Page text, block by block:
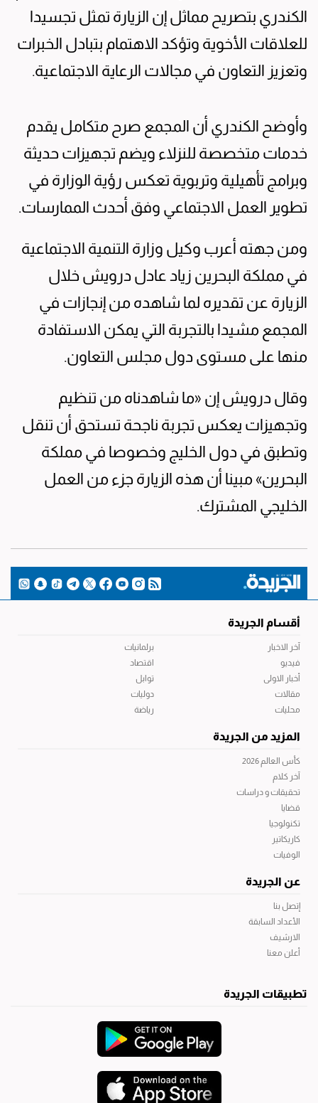
الكندري بتصريح مماثل إن الزيارة تمثل تجسيدا
للعلاقات الأخوية وتؤكد الاهتمام بتبادل الخبرات
وتعزيز التعاون في مجالات الرعاية الاجتماعية.
وأوضح الكندري أن المجمع صرح متكامل يقدم
خدمات متخصصة للنزلاء ويضم تجهيزات حديثة
وبرامج تأهيلية وتربوية تعكس رؤية الوزارة في
تطوير العمل الاجتماعي وفق أحدث الممارسات.
ومن جهته أعرب وكيل وزارة التنمية الاجتماعية
في مملكة البحرين زياد عادل درويش خلال
الزيارة عن تقديره لما شاهده من إنجازات في
المجمع مشيدا بالتجربة التي يمكن الاستفادة
منها على مستوى دول مجلس التعاون.
وقال درويش إن «ما شاهدناه من تنظيم
وتجهيزات يعكس تجربة ناجحة تستحق أن تنقل
وتطبق في دول الخليج وخصوصا في مملكة
البحرين» مبينا أن هذه الزيارة جزء من العمل
الخليجي المشترك.
أقسام الجريدة
آخر الاخبار
فيديو
أخبار الاولى
مقالات
محليات
برلمانيات
اقتصاد
توابل
دوليات
رياضة
المزيد من الجريدة
كأس العالم 2026
آخر كلام
تحقيقات و دراسات
قضايا
تكنولوجيا
كاريكاتير
الوفيات
عن الجريدة
إتصل بنا
الأعداد السابقة
الارشيف
أعلن معنا
تطبيقات الجريدة